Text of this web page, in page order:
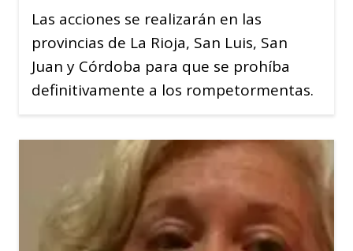
Las acciones se realizarán en las
provincias de La Rioja, San Luis, San
Juan y Córdoba para que se prohíba
definitivamente a los rompetormentas.